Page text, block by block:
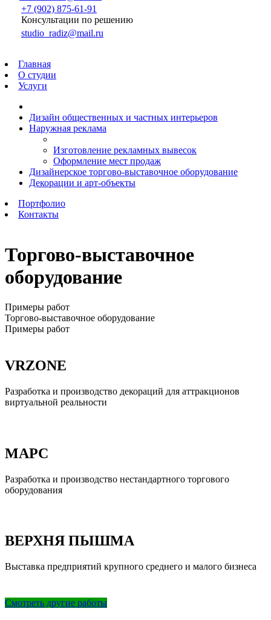
+7 (902) 875-61-91
Консультации по решению
studio_radiz@mail.ru
Главная
О студии
Услуги
Дизайн общественных и частных интерьеров
Наружная реклама
Изготовление рекламных вывесок
Оформление мест продаж
Дизайнерское торгово-выставочное оборудование
Декорации и арт-объекты
Портфолио
Контакты
Торгово-выставочное
оборудование
Примеры работ
Торгово-выставочное оборудование
Примеры работ
VRZONE
Разработка и производство декораций для аттракционов
виртуальной реальности
МАРС
Разработка и производство нестандартного торгового
оборудования
ВЕРХНЯ ПЫШМА
Выставка предприятий крупного среднего и малого бизнеса
Смотреть другие работы